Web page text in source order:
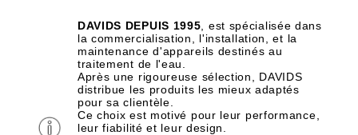
DAVIDS DEPUIS 1995 , est spécialisée dans
la commercialisation, l'installation, et la
maintenance d'appareils destinés au
traitement de l'eau.
Après une rigoureuse sélection, DAVIDS
distribue les produits les mieux adaptés
pour sa clientèle.
Ce choix est motivé pour leur performance,
leur fiabilité et leur design.